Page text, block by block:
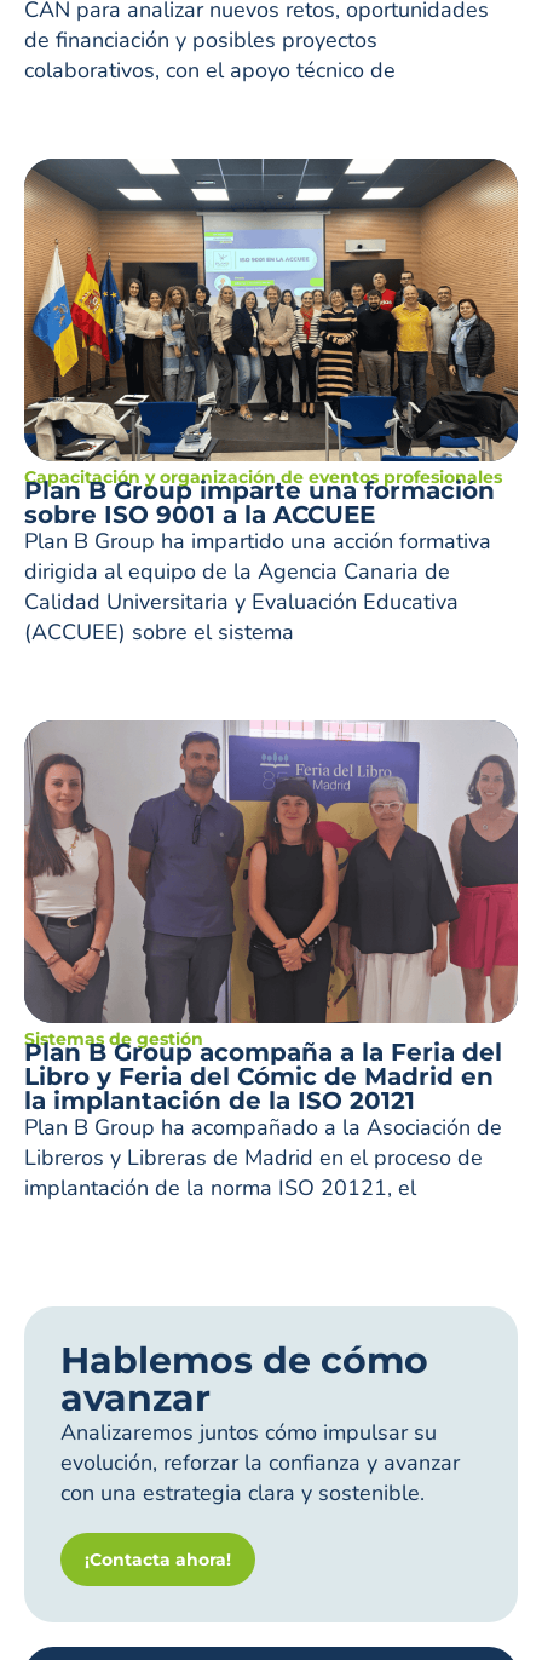
CAN para analizar nuevos retos, oportunidades
de financiación y posibles proyectos
colaborativos, con el apoyo técnico de
Capacitación y organización de eventos profesionales
Plan B Group imparte una formación
sobre ISO 9001 a la ACCUEE
Plan B Group ha impartido una acción formativa
dirigida al equipo de la Agencia Canaria de
Calidad Universitaria y Evaluación Educativa
(ACCUEE) sobre el sistema
Sistemas de gestión
Plan B Group acompaña a la Feria del
Libro y Feria del Cómic de Madrid en
la implantación de la ISO 20121
Plan B Group ha acompañado a la Asociación de
Libreros y Libreras de Madrid en el proceso de
implantación de la norma ISO 20121, el
Hablemos de cómo
avanzar
Analizaremos juntos cómo impulsar su
evolución, reforzar la confianza y avanzar
con una estrategia clara y sostenible.
¡Contacta ahora!